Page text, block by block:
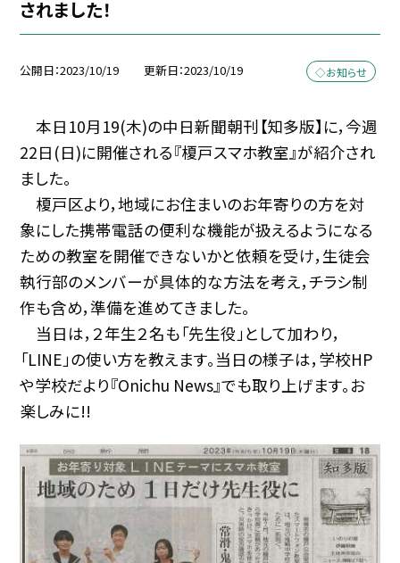
されました！
公開日 2023/10/19 更新日 2023/10/19 ◇お知らせ
本日10月19(木)の中日新聞朝刊【知多版】に，今週
22日(日)に開催される『榎戸スマホ教室』が紹介され
ました。
榎戸区より，地域にお住まいのお年寄りの方を対
象にした携帯電話の便利な機能が扱えるようになる
ための教室を開催できないかと依頼を受け，生徒会
執行部のメンバーが具体的な方法を考え，チラシ制
作も含め，準備を進めてきました。
当日は，２年生２名も「先生役」として加わり，
「LINE」の使い方を教えます。当日の様子は，学校HP
や学校だより『Onichu News』でも取り上げます。お
楽しみに!!